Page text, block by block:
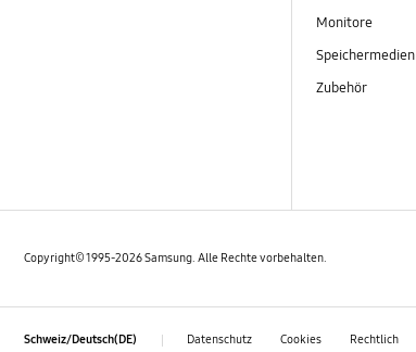
Monitore
Speichermedien
Zubehör
Copyright© 1995-2026 Samsung. Alle Rechte vorbehalten.
Schweiz/Deutsch(DE) Datenschutz Cookies Rechtlich